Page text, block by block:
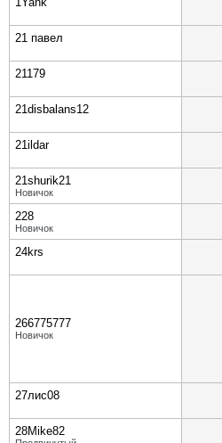
21 павел
21179
21disbalans12
21ildar
21shurik21
Новичок
228
Новичок
24krs
266775777
Новичок
27лис08
28Mike82